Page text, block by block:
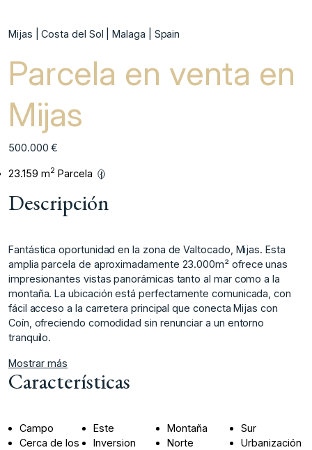
Mijas | Costa del Sol | Malaga | Spain
Parcela en venta en
Mijas
500.000 €
23.159 m2 Parcela
Descripción
Fantástica oportunidad en la zona de Valtocado, Mijas. Esta
amplia parcela de aproximadamente 23.000m² ofrece unas
impresionantes vistas panorámicas tanto al mar como a la
montaña. La ubicación está perfectamente comunicada, con
fácil acceso a la carretera principal que conecta Mijas con
Coín, ofreciendo comodidad sin renunciar a un entorno
tranquilo.
Mostrar más
Características
Campo
Cerca de los
Este
Inversion
Montaña
Norte
Sur
Urbanización